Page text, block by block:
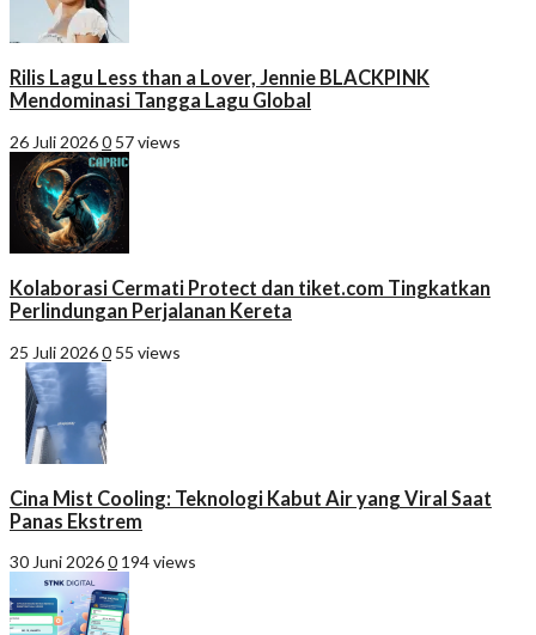
Rilis Lagu Less than a Lover, Jennie BLACKPINK
Mendominasi Tangga Lagu Global
26 Juli 20260 57 views
Kolaborasi Cermati Protect dan tiket.com Tingkatkan
Perlindungan Perjalanan Kereta
25 Juli 20260 55 views
Cina Mist Cooling: Teknologi Kabut Air yang Viral Saat
Panas Ekstrem
30 Juni 20260 194 views